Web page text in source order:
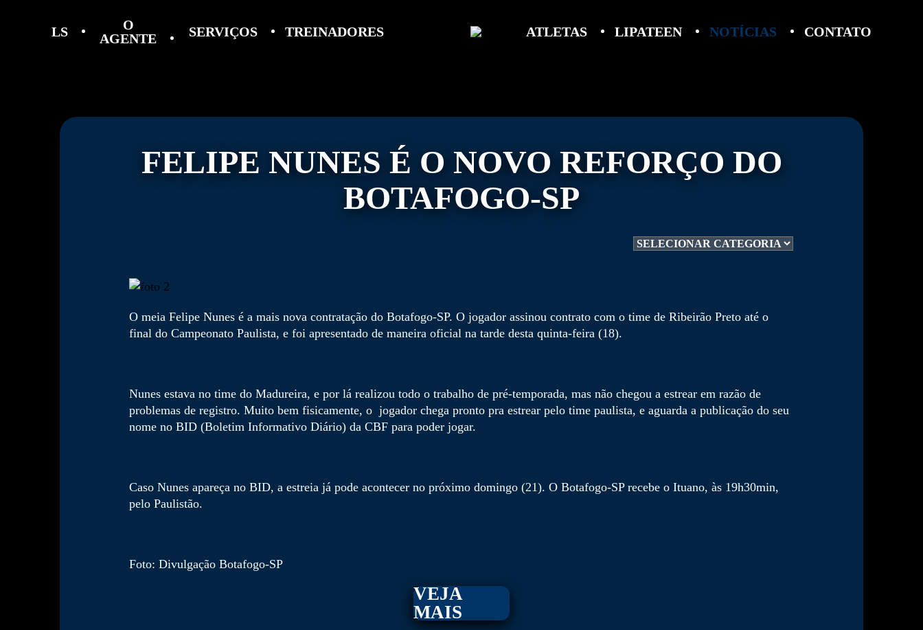
LS
O
AGENTE
SERVIÇOS TREINADORES ATLETAS LIPATEEN NOTÍCIAS CONTATO
FELIPE NUNES É O NOVO REFORÇO DO
BOTAFOGO-SP
O meia Felipe Nunes é a mais nova contratação do Botafogo-SP. O jogador assinou contrato com o time de Ribeirão Preto até o
final do Campeonato Paulista, e foi apresentado de maneira oficial na tarde desta quinta-feira (18).
Nunes estava no time do Madureira, e por lá realizou todo o trabalho de pré-temporada, mas não chegou a estrear em razão de
problemas de registro. Muito bem fisicamente, o jogador chega pronto pra estrear pelo time paulista, e aguarda a publicação do seu
nome no BID (Boletim Informativo Diário) da CBF para poder jogar.
Caso Nunes apareça no BID, a estreia já pode acontecer no próximo domingo (21). O Botafogo-SP recebe o Ituano, às 19h30min,
pelo Paulistão.
Foto: Divulgação Botafogo-SP
VEJA
MAIS